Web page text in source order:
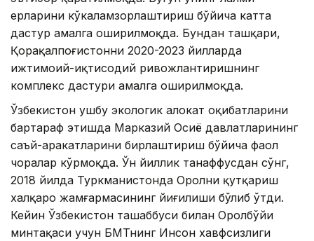
ерларини кўкаламзорлаштириш бўйича катта
дастур амалга оширилмоқда. Бундан ташқари,
Қорақалпоғистонни 2020-2023 йилларда
ижтимоий-иқтисодий ривожлантиришнинг
комплекс дастури амалга оширилмоқда.
Ўзбекистон ушбу экологик ҳалокат оқибатларини
бартараф этишда Марказий Осиё давлатларининг
саъй-ҳаракатларини бирлаштириш бўйича фаол
чоралар кўрмоқда. Ўн йиллик танаффусдан сўнг,
2018 йилда Туркманистонда Оролни қутқариш
халқаро жамғармасининг йиғилиши бўлиб ўтди.
Кейин Ўзбекистон ташаббуси билан Оролбўйи
минтақаси учун БМТнинг Инсон хавфсизлиги